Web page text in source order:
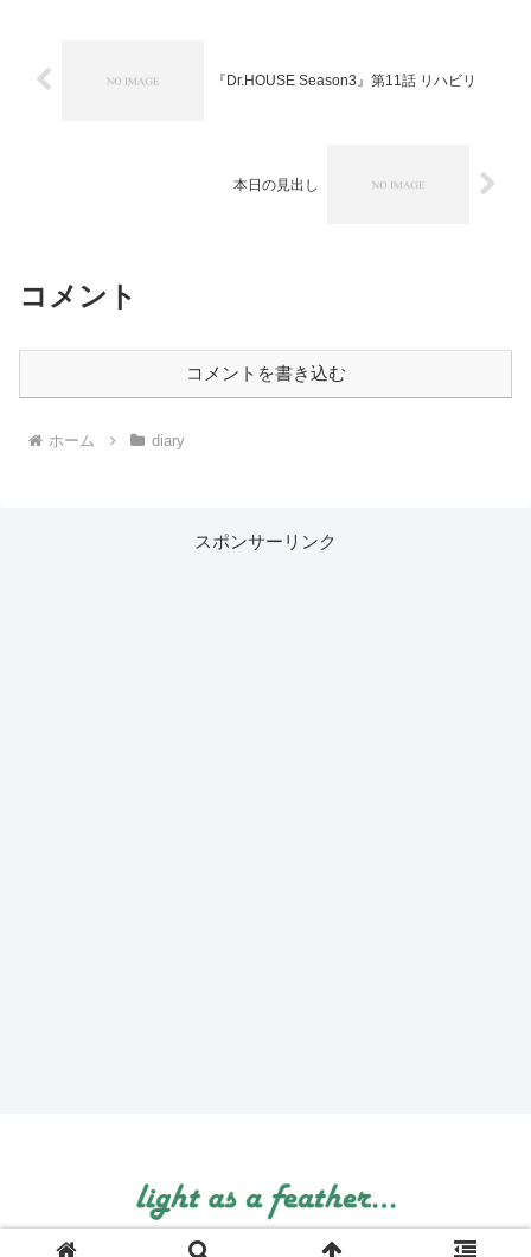
『Dr.HOUSE Season3』第11話 リハビリ
本日の見出し
コメント
コメントを書き込む
ホーム diary
スポンサーリンク